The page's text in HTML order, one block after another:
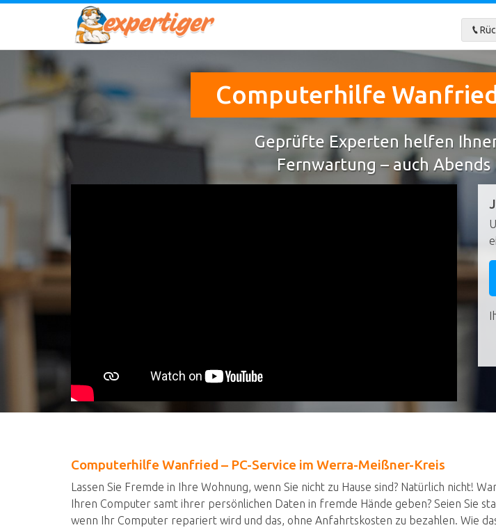
Computerhilfe
Geprüfte Experten helfen
Fernwartung – auch
Computerhilfe Wanfried – PC-Service im Werra-Meißner-Kreis
Lassen Sie Fremde in Ihre Wohnung, wenn Sie nicht zu Hause sind? Natürlich nicht!
Ihren Computer samt ihrer persönlichen Daten in fremde Hände geben? Seien Sie
wenn Ihr Computer repariert wird und das, ohne Anfahrtskosten zu bezahlen. Wie